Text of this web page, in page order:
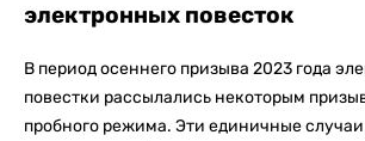
электронных повесток
В период осеннего призыва 2023 года
повестки рассылались некоторым
пробного режима. Эти единичные